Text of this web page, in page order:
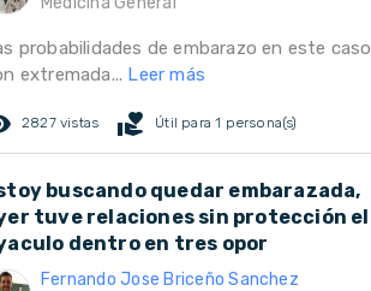
probabilidades de embarazo en este caso
extremada... Leer más
2827 vistas volunteer_activism Útil para 1 persona(s)
buscando quedar embarazada,
tuve relaciones sin protección el
dentro en tres opor
Fernando Jose Briceño Sanchez